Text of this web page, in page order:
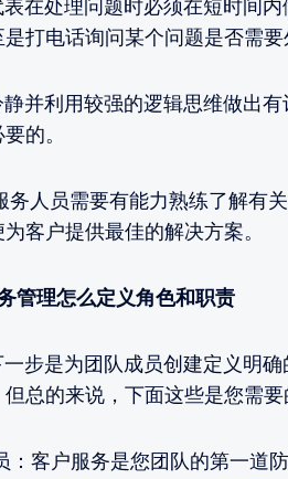
处理问题时必须在短时间内
打电话询问某个问题是否需要
利用较强的逻辑思维做出有
的。
人员需要有能力熟练了解有
客户提供最佳的解决方案。
管理怎么定义角色和职责
是为团队成员创建定义明确
总的来说，下面这些是您需要
客户服务是您团队的第一道防